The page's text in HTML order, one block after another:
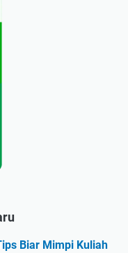
Biar Mimpi Kuliah